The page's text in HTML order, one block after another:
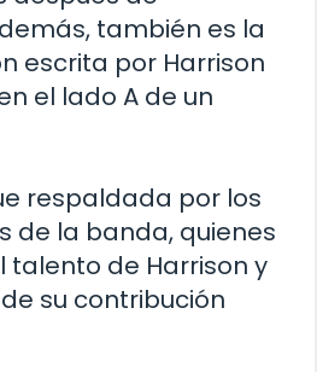
también es la
escrita por Harrison
el lado A de un
respaldada por los
de la banda, quienes
talento de Harrison y
su contribución